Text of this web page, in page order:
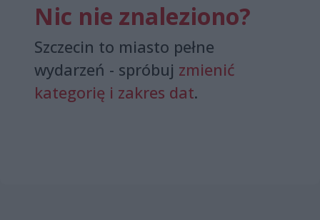
Nic nie znaleziono?
Szczecin to miasto pełne
wydarzeń - spróbuj zmienić
kategorię i zakres dat.